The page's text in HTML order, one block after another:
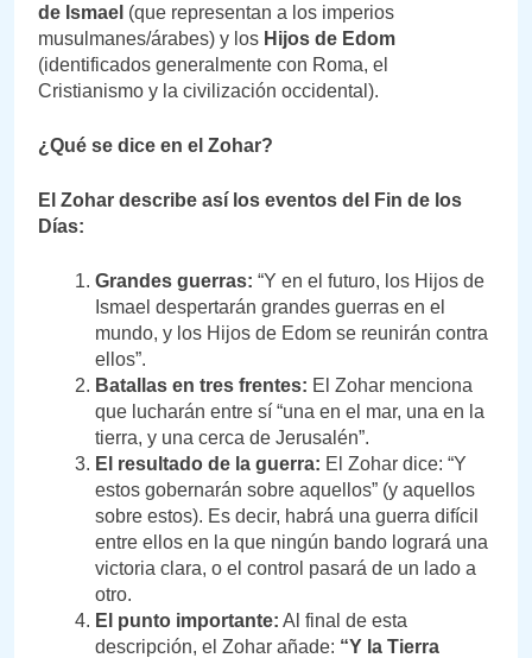
de Ismael (que representan a los imperios
musulmanes/árabes) y los Hijos de Edom
(identificados generalmente con Roma, el
Cristianismo y la civilización occidental).
¿Qué se dice en el Zohar?
El Zohar describe así los eventos del Fin de los
Días:
Grandes guerras: “Y en el futuro, los Hijos de
Ismael despertarán grandes guerras en el
mundo, y los Hijos de Edom se reunirán contra
ellos”.
Batallas en tres frentes: El Zohar menciona
que lucharán entre sí “una en el mar, una en la
tierra, y una cerca de Jerusalén”.
El resultado de la guerra: El Zohar dice: “Y
estos gobernarán sobre aquellos” (y aquellos
sobre estos). Es decir, habrá una guerra difícil
entre ellos en la que ningún bando logrará una
victoria clara, o el control pasará de un lado a
otro.
El punto importante: Al final de esta
descripción, el Zohar añade: “Y la Tierra